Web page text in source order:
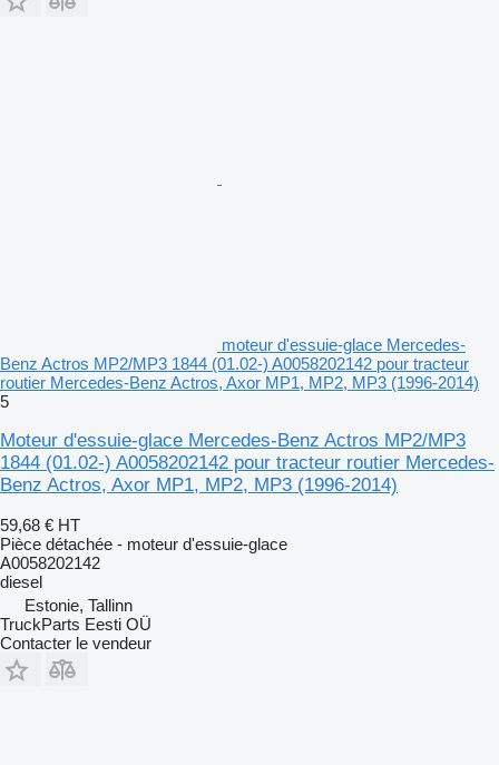
moteur d'essuie-glace Mercedes-
Benz Actros MP2/MP3 1844 (01.02-) A0058202142 pour tracteur
routier Mercedes-Benz Actros, Axor MP1, MP2, MP3 (1996-2014)
5
Moteur d'essuie-glace Mercedes-Benz Actros MP2/MP3
1844 (01.02-) A0058202142 pour tracteur routier Mercedes-
Benz Actros, Axor MP1, MP2, MP3 (1996-2014)
59,68 € HT
Pièce détachée - moteur d'essuie-glace
A0058202142
diesel
Estonie, Tallinn
TruckParts Eesti OÜ
Contacter le vendeur